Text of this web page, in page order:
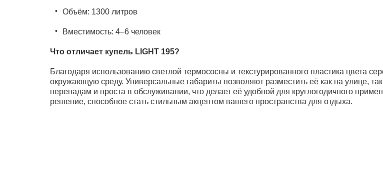
Объём: 1300 литров
Вместимость: 4–6 человек
Что отличает купель LIGHT 195?
Благодаря использованию светлой термососны и текстурированного пластика цвета
окружающую среду. Универсальные габариты позволяют разместить её как на улице,
перепадам и проста в обслуживании, что делает её удобной для круглогодичного
решение, способное стать стильным акцентом вашего пространства для отдыха.